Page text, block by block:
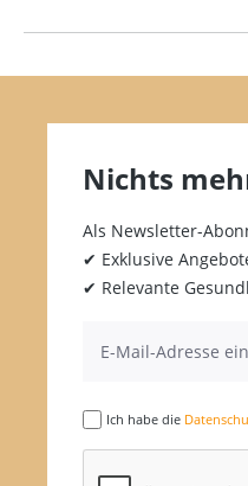
Nichts
Als Newsletter-
✔ Exklusive
✔ Relevante
Ich habe die